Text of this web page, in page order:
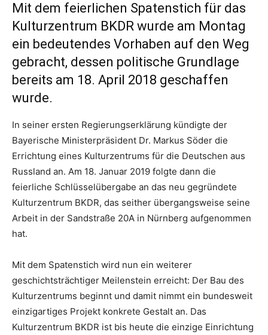
Mit dem feierlichen Spatenstich für das
Kulturzentrum BKDR wurde am Montag
ein bedeutendes Vorhaben auf den Weg
gebracht, dessen politische Grundlage
bereits am 18. April 2018 geschaffen
wurde.
In seiner ersten Regierungserklärung kündigte der
Bayerische Ministerpräsident Dr. Markus Söder die
Errichtung eines Kulturzentrums für die Deutschen aus
Russland an. Am 18. Januar 2019 folgte dann die
feierliche Schlüsselübergabe an das neu gegründete
Kulturzentrum BKDR, das seither übergangsweise seine
Arbeit in der Sandstraße 20A in Nürnberg aufgenommen
hat.
Mit dem Spatenstich wird nun ein weiterer
geschichtsträchtiger Meilenstein erreicht: Der Bau des
Kulturzentrums beginnt und damit nimmt ein bundesweit
einzigartiges Projekt konkrete Gestalt an. Das
Kulturzentrum BKDR ist bis heute die einzige Einrichtung